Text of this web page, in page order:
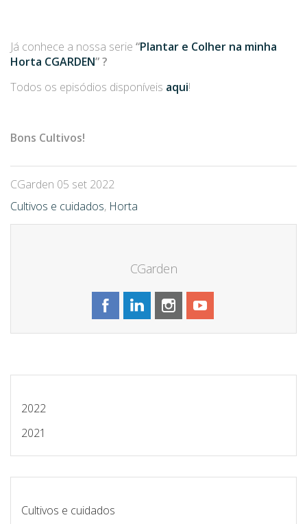
Já conhece a nossa serie “Plantar e Colher na minha
Horta CGARDEN” ?
Todos os episódios disponíveis aqui!
Bons Cultivos!
CGarden 05 set 2022
Cultivos e cuidados, Horta
CGarden
2022
2021
Cultivos e cuidados